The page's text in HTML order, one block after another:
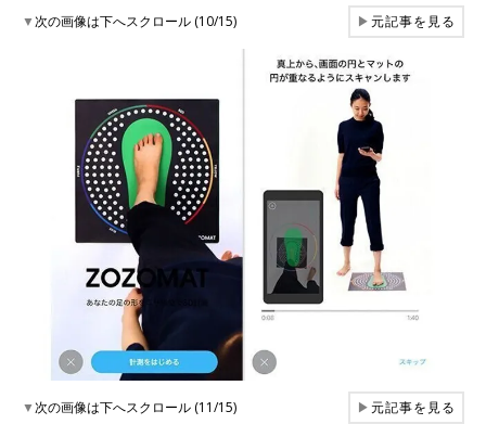
▼次の画像は下へスクロール (10/15) ▶元記事を見る
▼次の画像は下へスクロール (11/15) ▶元記事を見る